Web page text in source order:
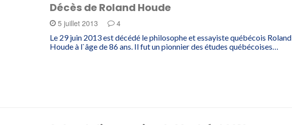
Décès de Roland Houde
5 juillet 2013 4
Le 29 juin 2013 est décédé le philosophe et essayiste québécois Roland
Houde à l`âge de 86 ans. Il fut un pionnier des études québécoises…